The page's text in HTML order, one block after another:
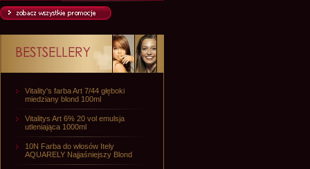
Vitality's farba Art 7/44 głęboki
miedziany blond 100ml
Vitalitys Art 6% 20 vol emulsja
utleniająca 1000ml
10N Farba do włosów Itely
AQUARELY Najjaśniejszy Blond